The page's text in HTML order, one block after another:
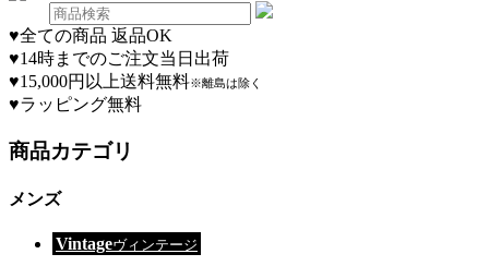
♥全ての商品 返品OK
♥14時までのご注文当日出荷
♥15,000円以上送料無料※離島は除く
♥ラッピング無料
商品カテゴリ
メンズ
Vintageヴィンテージ